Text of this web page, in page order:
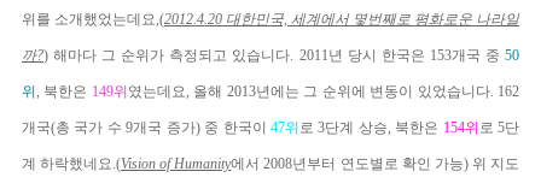
위를 소개했었는데요,(2012.4.20 대한민국, 세계에서 몇번째로 평화로운 나라일
까?) 해마다 그 순위가 측정되고 있습니다. 2011년 당시 한국은 153개국 중 50
위 , 북한은 149위 였는데요, 올해 2013년에는 그 순위에 변동이 있었습니다. 162
개국(총 국가 수 9개국 증가) 중 한국이 47위 로 3단계 상승, 북한은 154위 로 5단
계 하락했네요.(Vision of Humanity에서 2008년부터 연도별로 확인 가능) 위 지도